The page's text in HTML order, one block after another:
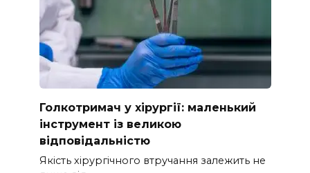
Голкотримач у хірургії: маленький
інструмент із великою
відповідальністю
Якість хірургічного втручання залежить не